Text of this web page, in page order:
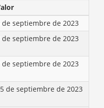
de septiembre de 2023
de septiembre de 2023
de septiembre de 2023
de septiembre de 2023